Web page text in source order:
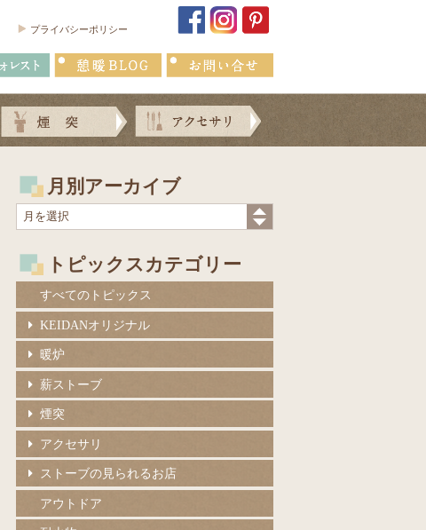
プライバシーポリシー
月別アーカイブ
トピックスカテゴリー
すべてのトピックス
KEIDANオリジナル
暖炉
薪ストーブ
煙突
アクセサリ
ストーブの見られるお店
アウトドア